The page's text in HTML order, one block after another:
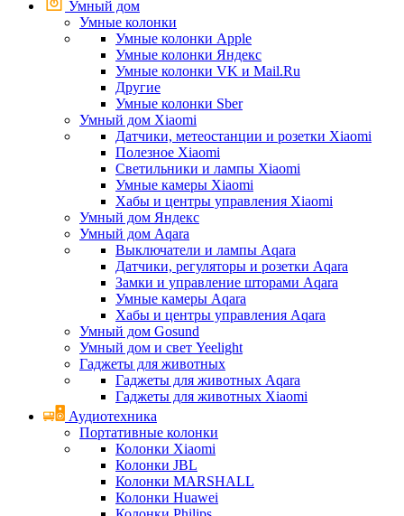
Умный дом
Умные колонки
Умные колонки Apple
Умные колонки Яндекс
Умные колонки VK и Mail.Ru
Другие
Умные колонки Sber
Умный дом Xiaomi
Датчики, метеостанции и розетки Xiaomi
Полезное Xiaomi
Светильники и лампы Xiaomi
Умные камеры Xiaomi
Хабы и центры управления Xiaomi
Умный дом Яндекс
Умный дом Aqara
Выключатели и лампы Aqara
Датчики, регуляторы и розетки Aqara
Замки и управление шторами Aqara
Умные камеры Aqara
Хабы и центры управления Aqara
Умный дом Gosund
Умный дом и свет Yeelight
Гаджеты для животных
Гаджеты для животных Aqara
Гаджеты для животных Xiaomi
Аудиотехника
Портативные колонки
Колонки Xiaomi
Колонки JBL
Колонки MARSHALL
Колонки Huawei